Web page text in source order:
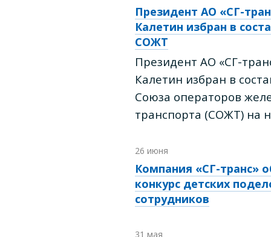
Президент АО «СГ-
Калетин избран в
СОЖТ
Президент АО «СГ-
Калетин избран в
Союза операторов
транспорта (СОЖТ) на
26 июня
Компания «СГ-транс»
конкурс детских
сотрудников
31 мая